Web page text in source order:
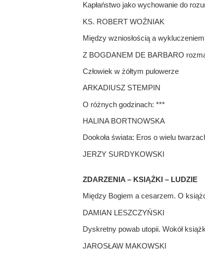
Kapłaństwo jako wychowanie do
KS. ROBERT WOŹNIAK
Między wzniosłością a wykluczeniem
Z BOGDANEM DE BARBARO
Człowiek w żółtym pulowerze
ARKADIUSZ STEMPIN
O różnych godzinach: ***
HALINA BORTNOWSKA
Dookoła świata: Eros o wielu
JERZY SURDYKOWSKI
ZDARZENIA – KSIĄŻKI – LUDZIE
Między Bogiem a cesarzem. O
DAMIAN LESZCZYŃSKI
Dyskretny powab utopii. Wokół
JAROSŁAW MAKOWSKI